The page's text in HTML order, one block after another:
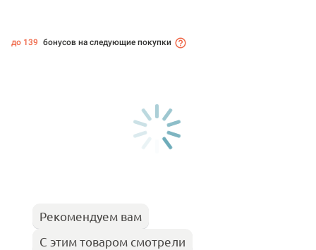
до 139 бонусов на следующие покупки
Рекомендуем вам
С этим товаром смотрели